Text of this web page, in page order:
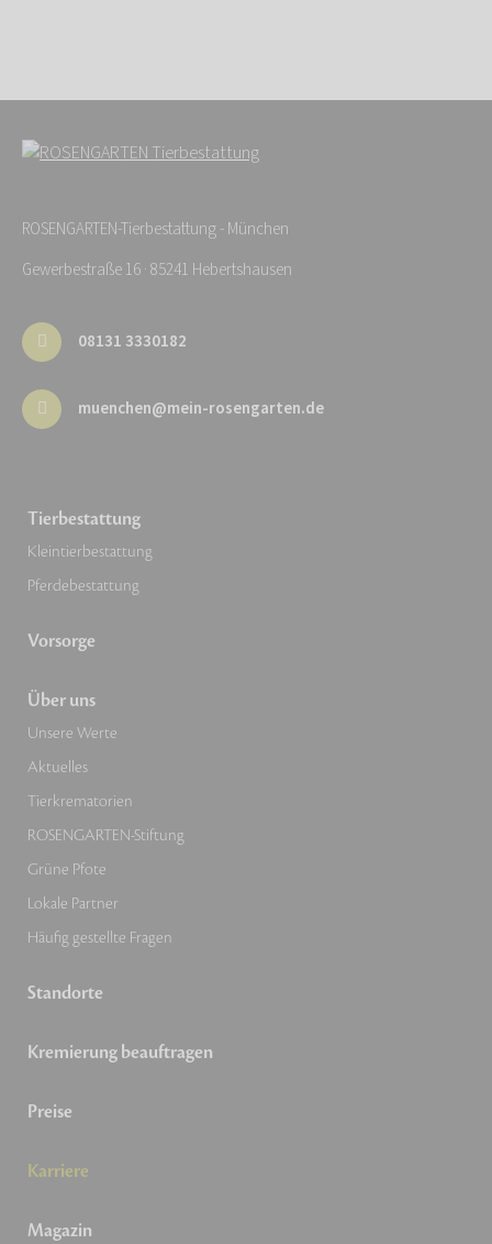
ROSENGARTEN-Tierbestattung - München
Gewerbestraße 16 · 85241 Hebertshausen
08131 3330182
muenchen@mein-rosengarten.de
Tierbestattung
Kleintierbestattung
Pferdebestattung
Vorsorge
Über uns
Unsere Werte
Aktuelles
Tierkrematorien
ROSENGARTEN-Stiftung
Grüne Pfote
Lokale Partner
Häufig gestellte Fragen
Standorte
Kremierung beauftragen
Preise
Karriere
Magazin